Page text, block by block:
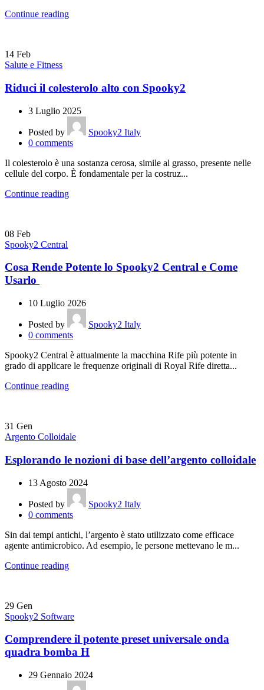
Continue reading
14 Feb
Salute e Fitness
Riduci il colesterolo alto con Spooky2
3 Luglio 2025
Posted by
Spooky2 Italy
0 comments
Il colesterolo è una sostanza cerosa, simile al grasso, presente nelle
cellule del corpo. È fondamentale per la costruz...
Continue reading
08 Feb
Spooky2 Central
Cosa Rende Potente lo Spooky2 Central e Come
Usarlo
10 Luglio 2026
Posted by
Spooky2 Italy
0 comments
Spooky2 Central è attualmente la macchina Rife più potente in
grado di applicare le frequenze originali di Royal Rife diretta...
Continue reading
31 Gen
Argento Colloidale
Esplorando le nozioni di base dell’argento colloidale
13 Agosto 2024
Posted by
Spooky2 Italy
0 comments
Sin dai tempi antichi, l’argento è stato utilizzato come efficace
agente antimicrobico. Ad esempio, le persone mettevano le m...
Continue reading
29 Gen
Spooky2 Software
Comprendere il potente preset universale onda
quadra bomba H
29 Gennaio 2024